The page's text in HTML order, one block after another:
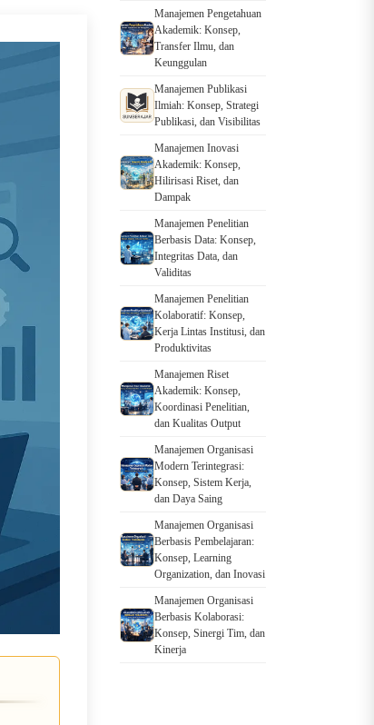
Manajemen Pengetahuan
Akademik: Konsep,
Transfer Ilmu, dan
Keunggulan
Manajemen Publikasi
Ilmiah: Konsep, Strategi
Publikasi, dan Visibilitas
Manajemen Inovasi
Akademik: Konsep,
Hilirisasi Riset, dan
Dampak
Manajemen Penelitian
Berbasis Data: Konsep,
Integritas Data, dan
Validitas
Manajemen Penelitian
Kolaboratif: Konsep,
Kerja Lintas Institusi, dan
Produktivitas
Manajemen Riset
Akademik: Konsep,
Koordinasi Penelitian,
dan Kualitas Output
Manajemen Organisasi
Modern Terintegrasi:
Konsep, Sistem Kerja,
dan Daya Saing
Manajemen Organisasi
Berbasis Pembelajaran:
Konsep, Learning
Organization, dan Inovasi
Manajemen Organisasi
Berbasis Kolaborasi:
Konsep, Sinergi Tim, dan
Kinerja